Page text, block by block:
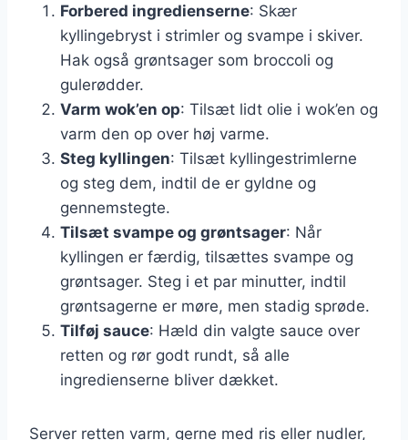
Forbered ingredienserne: Skær
kyllingebryst i strimler og svampe i skiver.
Hak også grøntsager som broccoli og
gulerødder.
Varm wok’en op: Tilsæt lidt olie i wok’en og
varm den op over høj varme.
Steg kyllingen: Tilsæt kyllingestrimlerne
og steg dem, indtil de er gyldne og
gennemstegte.
Tilsæt svampe og grøntsager: Når
kyllingen er færdig, tilsættes svampe og
grøntsager. Steg i et par minutter, indtil
grøntsagerne er møre, men stadig sprøde.
Tilføj sauce: Hæld din valgte sauce over
retten og rør godt rundt, så alle
ingredienserne bliver dækket.
Server retten varm, gerne med ris eller nudler,